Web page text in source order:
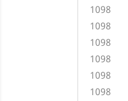
1098
1098
1098
1098
1098
1098